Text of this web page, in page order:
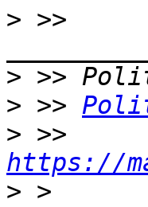
> >>
>
> >>
>
https://
> >